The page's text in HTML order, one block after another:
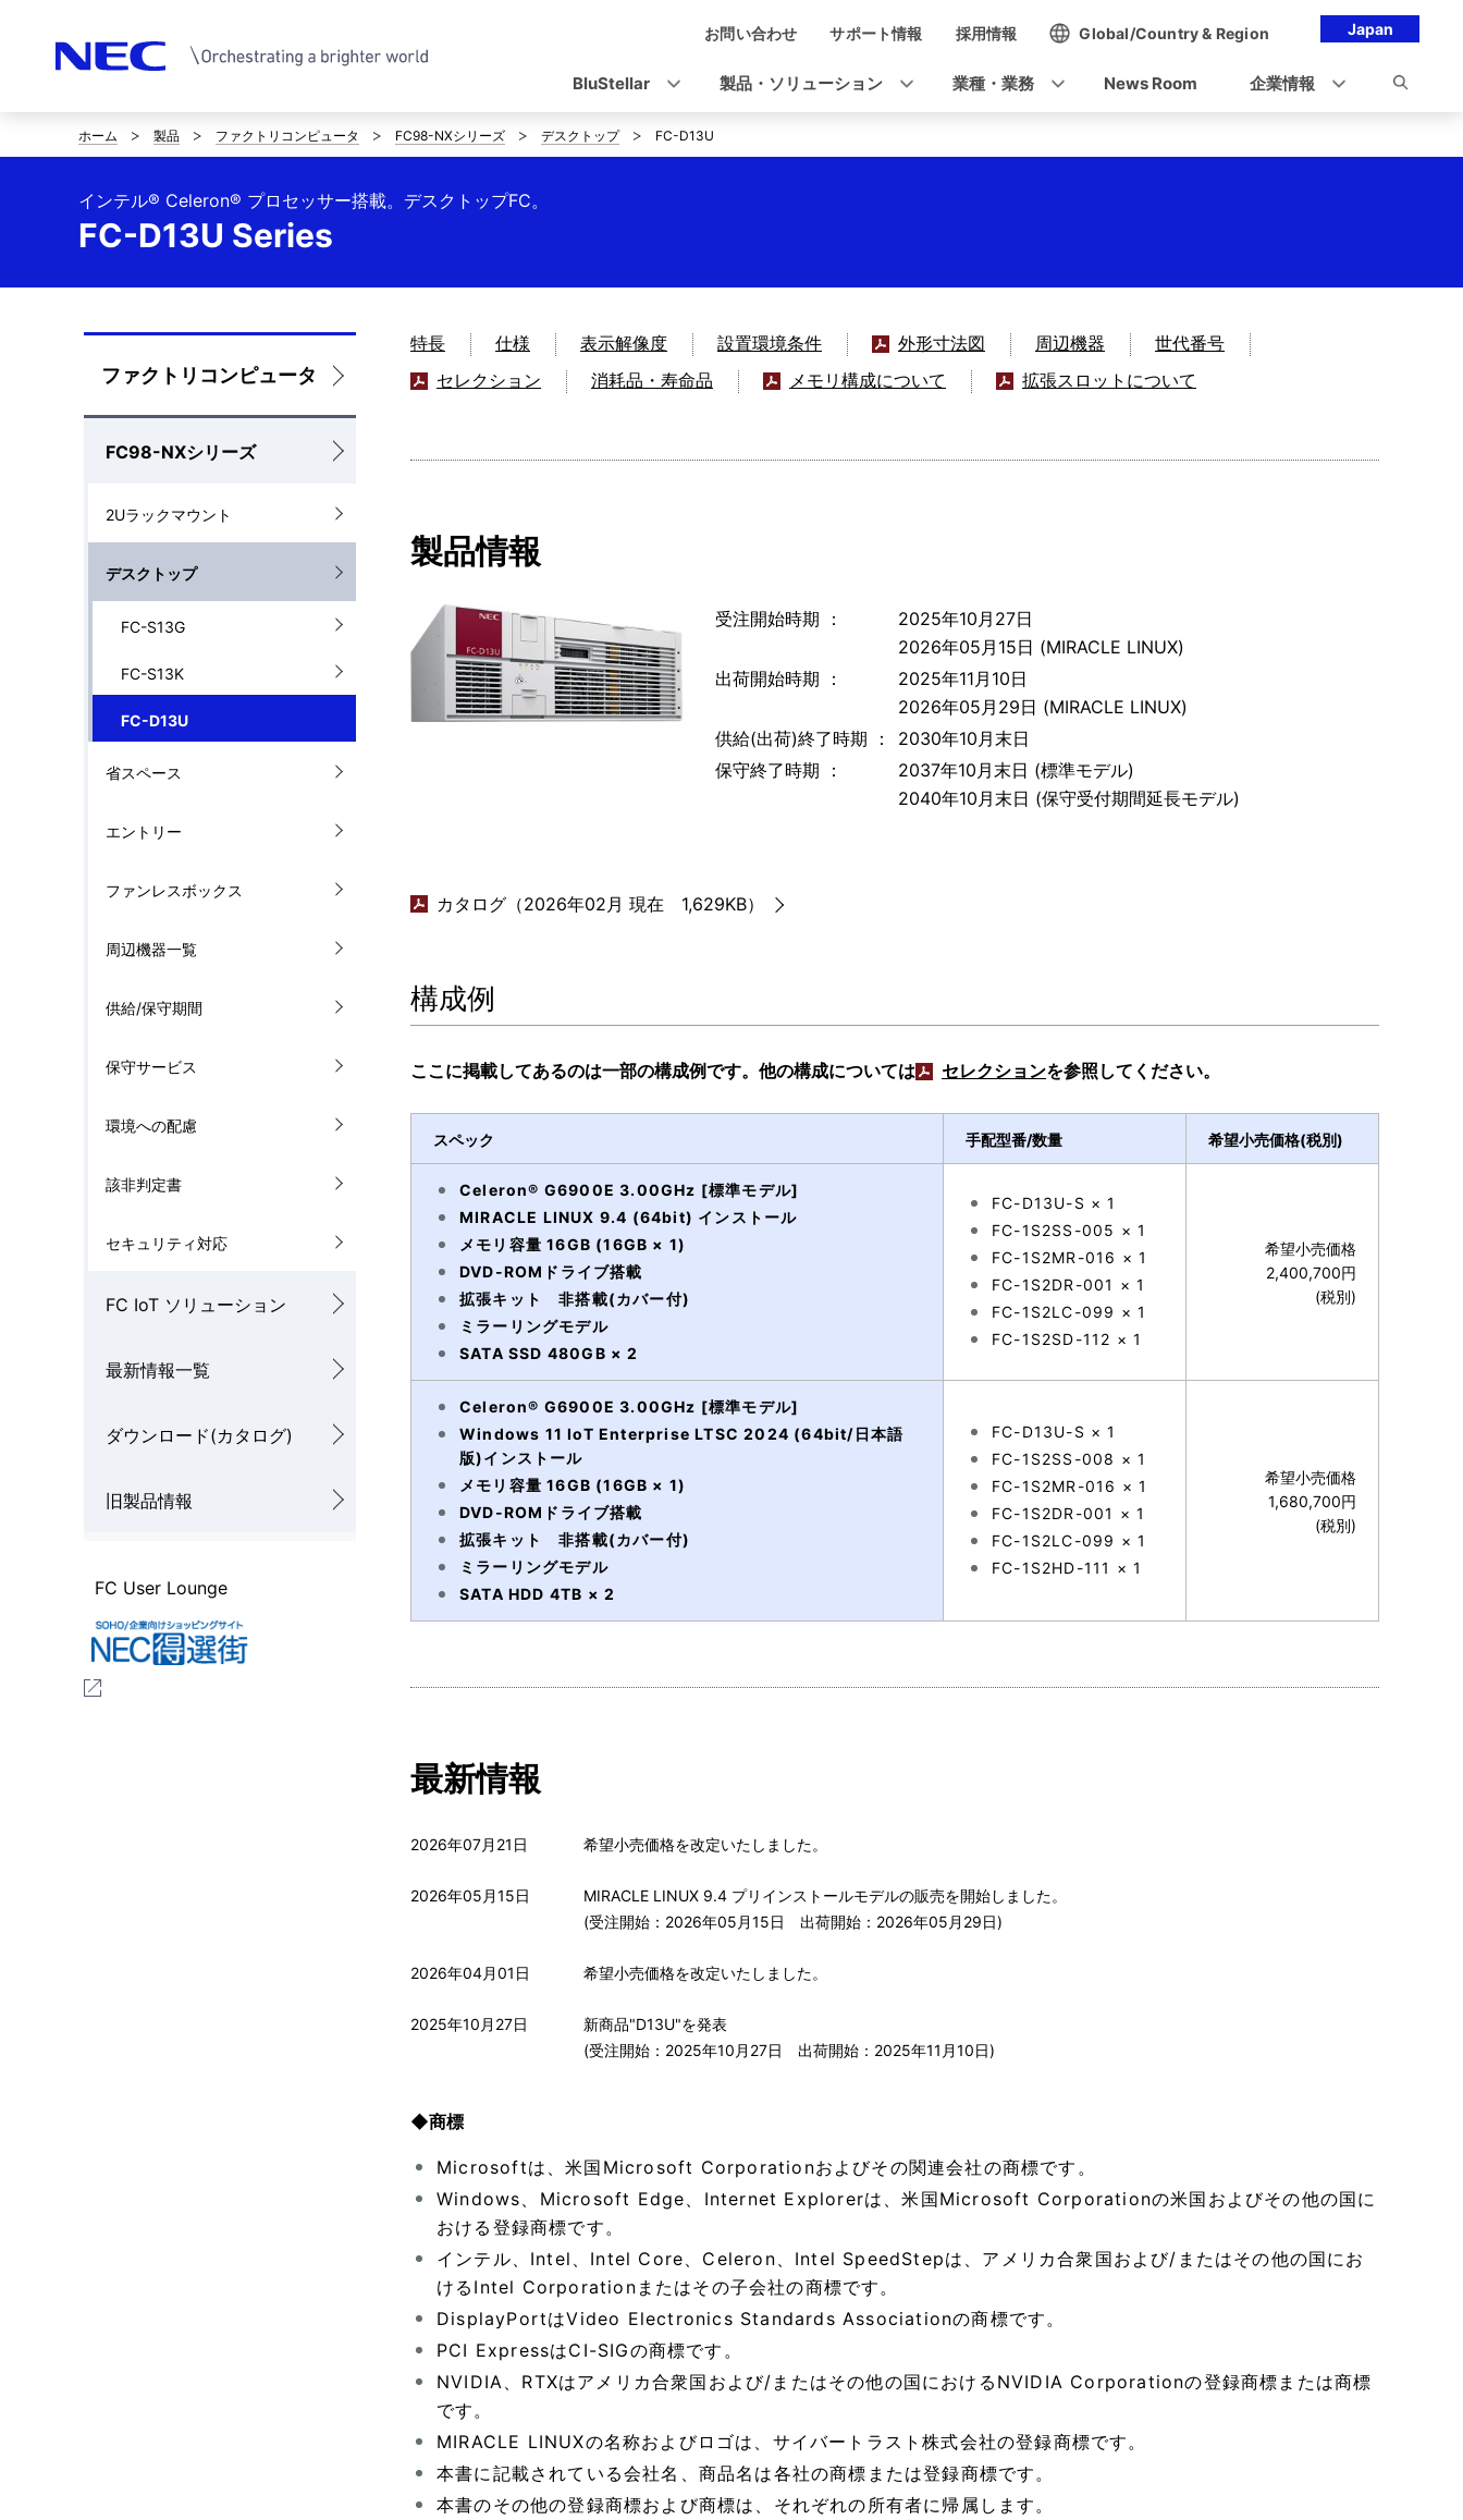
Japan
ゲ
ー
お問い合わせ サポート情報 採用情報 Global/Country & Region
BluStellar 製品・ソリューション 業種・業務 News Room 企業情報
サ
イ
ト
て
い
ホーム 製品 ファクトリコンピュータ FC98-NXシリーズ デスクトップ FC-D13U
FC-D13U Series
インテル® Celeron® プロセッサー搭載。デスクトップFC。
ロ
ー
カ
ル
ナ
ビ
ファクトリコンピュータ
FC98-NXシリーズ
2Uラックマウント
デスクトップ
FC-S13G
FC-S13K
FC-D13U
省スペース
エントリー
ファンレスボックス
周辺機器一覧
供給/保守期間
保守サービス
環境への配慮
該非判定書
セキュリティ対応
FC IoT ソリューション
最新情報一覧
ダウンロード(カタログ)
旧製品情報
FC User Lounge
特長 仕様 表示解像度 設置環境条件 外形寸法図 周辺機器
世代番号
セレクション
消耗品・寿命品 メモリ構成について 拡張スロットについて
製品情報
受注開始時期 ：
2025年10月27日
2026年05月15日 (MIRACLE LINUX)
出荷開始時期 ：
2025年11月10日
2026年05月29日 (MIRACLE LINUX)
供給(出荷)終了時期 ：
2030年10月末日
保守終了時期 ：
2037年10月末日 (標準モデル)
2040年10月末日 (保守受付期間延長モデル)
カタログ（2026年02月 現在 1,629KB）
構成例
ここに掲載してあるのは一部の構成例です。他の構成については セレクションを参照してください。
スペック 手配型番/数量 希望小売価格(税別)
Celeron® G6900E 3.00GHz [標準モデル]
MIRACLE LINUX 9.4 (64bit) インストール
メモリ容量 16GB (16GB × 1)
DVD-ROMドライブ搭載
拡張キット 非搭載(カバー付)
ミラーリングモデル
SATA SSD 480GB × 2
FC-D13U-S × 1
FC-1S2SS-005 × 1
FC-1S2MR-016 × 1
FC-1S2DR-001 × 1
FC-1S2LC-099 × 1
FC-1S2SD-112 × 1
希望小売価格
2,400,700円
(税別)
Celeron® G6900E 3.00GHz [標準モデル]
Windows 11 IoT Enterprise LTSC 2024 (64bit/日本語
版)インストール
メモリ容量 16GB (16GB × 1)
DVD-ROMドライブ搭載
拡張キット 非搭載(カバー付)
ミラーリングモデル
SATA HDD 4TB × 2
FC-D13U-S × 1
FC-1S2SS-008 × 1
FC-1S2MR-016 × 1
FC-1S2DR-001 × 1
FC-1S2LC-099 × 1
FC-1S2HD-111 × 1
希望小売価格
1,680,700円
(税別)
最新情報
2026年07月21日 希望小売価格を改定いたしました。
2026年05月15日
MIRACLE LINUX 9.4 プリインストールモデルの販売を開始しました。
(受注開始：2026年05月15日 出荷開始：2026年05月29日)
2026年04月01日 希望小売価格を改定いたしました。
2025年10月27日
新商品"D13U"を発表
(受注開始：2025年10月27日 出荷開始：2025年11月10日)
◆商標
Microsoftは、米国Microsoft Corporationおよびその関連会社の商標です。
Windows、Microsoft Edge、Internet Explorerは、米国Microsoft Corporationの米国およびその他の国に
おける登録商標です。
インテル、Intel、Intel Core、Celeron、Intel SpeedStepは、アメリカ合衆国および/またはその他の国にお
けるIntel Corporationまたはその子会社の商標です。
DisplayPortはVideo Electronics Standards Associationの商標です。
PCI ExpressはCI-SIGの商標です。
NVIDIA、RTXはアメリカ合衆国および/またはその他の国におけるNVIDIA Corporationの登録商標または商標
です。
MIRACLE LINUXの名称およびロゴは、サイバートラスト株式会社の登録商標です。
本書に記載されている会社名、商品名は各社の商標または登録商標です。
本書のその他の登録商標および商標は、それぞれの所有者に帰属します。